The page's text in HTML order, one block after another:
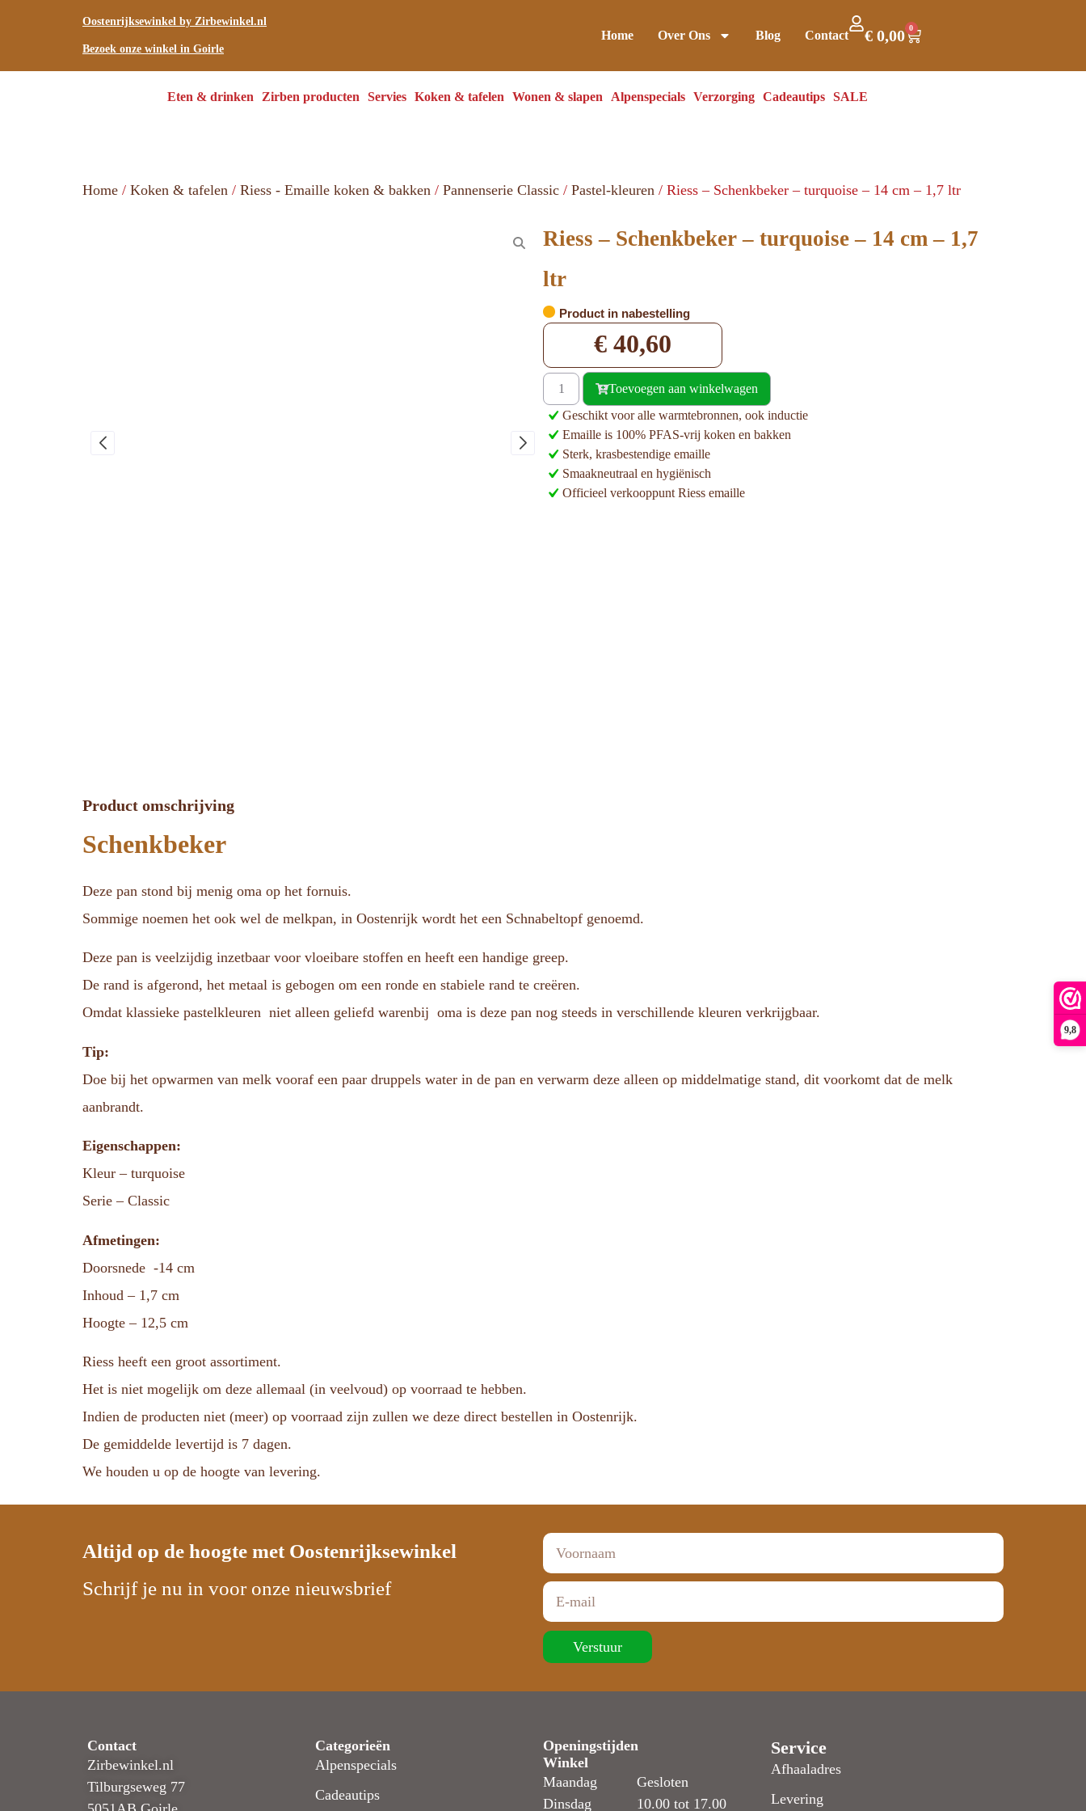
9,8
Oostenrijksewinkel by Zirbewinkel.nl
Bezoek onze winkel in Goirle
Home Over Ons Blog Contact €0,00 0
Eten & drinken Zirben producten Servies Koken & tafelen Wonen & slapen Alpenspecials Verzorging Cadeautips SALE
Home / Koken & tafelen / Riess - Emaille koken & bakken / Pannenserie Classic / Pastel-kleuren / Riess – Schenkbeker – turquoise – 14 cm – 1,7 ltr
Riess – Schenkbeker – turquoise – 14 cm – 1,7
ltr
Product in nabestelling
€ 40,60
Toevoegen aan winkelwagen
Geschikt voor alle warmtebronnen, ook inductie
Emaille is 100% PFAS-vrij koken en bakken
Sterk, krasbestendige emaille
Smaakneutraal en hygiënisch
Officieel verkooppunt Riess emaille
Product omschrijving
Schenkbeker
Deze pan stond bij menig oma op het fornuis.
Sommige noemen het ook wel de melkpan, in Oostenrijk wordt het een Schnabeltopf genoemd.
Deze pan is veelzijdig inzetbaar voor vloeibare stoffen en heeft een handige greep.
De rand is afgerond, het metaal is gebogen om een ​​ronde en stabiele rand te creëren.
Omdat klassieke pastelkleuren niet alleen geliefd warenbij oma is deze pan nog steeds in verschillende kleuren verkrijgbaar.
Tip:
Doe bij het opwarmen van melk vooraf een paar druppels water in de pan en verwarm deze alleen op middelmatige stand, dit voorkomt dat de melk
aanbrandt.
Eigenschappen:
Kleur – turquoise
Serie – Classic
Afmetingen:
Doorsnede -14 cm
Inhoud – 1,7 cm
Hoogte – 12,5 cm
Riess heeft een groot assortiment.
Het is niet mogelijk om deze allemaal (in veelvoud) op voorraad te hebben.
Indien de producten niet (meer) op voorraad zijn zullen we deze direct bestellen in Oostenrijk.
De gemiddelde levertijd is 7 dagen.
We houden u op de hoogte van levering.
Altijd op de hoogte met Oostenrijksewinkel
Schrijf je nu in voor onze nieuwsbrief
Verstuur
Contact
Zirbewinkel.nl
Tilburgseweg 77
Categorieën
Alpenspecials
Cadeautips
Openingstijden
Winkel
Maandag
Dinsdag
Gesloten
10.00 tot 17.00
Service
Afhaaladres
Levering